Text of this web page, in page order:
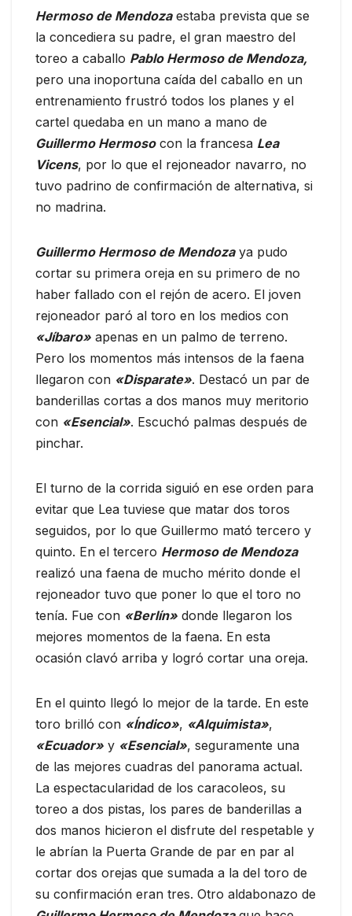
Hermoso de Mendozaestaba prevista que se
la concediera su padre, el gran maestro del
toreo a caballo Pablo Hermoso de Mendoza,
pero una inoportuna caída del caballo en un
entrenamiento frustró todos los planes y el
cartel quedaba en un mano a mano de
Guillermo Hermoso con la francesa Lea
Vicens, por lo que el rejoneador navarro, no
tuvo padrino de confirmación de alternativa, si
no madrina.
Guillermo Hermoso de Mendozaya pudo
cortar su primera oreja en su primero de no
haber fallado con el rejón de acero. El joven
rejoneador paró al toro en los medios con
«Jíbaro» apenas en un palmo de terreno.
Pero los momentos más intensos de la faena
llegaron con «Disparate». Destacó un par de
banderillas cortas a dos manos muy meritorio
con «Esencial». Escuchó palmas después de
pinchar.
El turno de la corrida siguió en ese orden para
evitar que Lea tuviese que matar dos toros
seguidos, por lo que Guillermo mató tercero y
quinto. En el tercero Hermoso de Mendoza
realizó una faena de mucho mérito donde el
rejoneador tuvo que poner lo que el toro no
tenía. Fue con «Berlín» donde llegaron los
mejores momentos de la faena. En esta
ocasión clavó arriba y logró cortar una oreja.
En el quinto llegó lo mejor de la tarde. En este
toro brilló con «Índico», «Alquimista»,
«Ecuador» y «Esencial», seguramente una
de las mejores cuadras del panorama actual.
La espectacularidad de los caracoleos, su
toreo a dos pistas, los pares de banderillas a
dos manos hicieron el disfrute del respetable y
le abrían la Puerta Grande de par en par al
cortar dos orejas que sumada a la del toro de
su confirmación eran tres. Otro aldabonazo de